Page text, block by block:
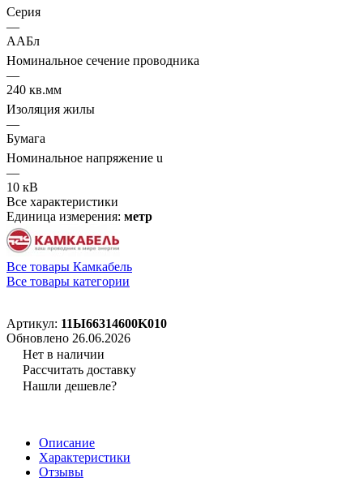
Серия
—
ААБл
Номинальное сечение проводника
—
240 кв.мм
Изоляция жилы
—
Бумага
Номинальное напряжение u
—
10 кВ
Все характеристики
Единица измерения: метр
Все товары Камкабель
Все товары категории
Артикул: 11Ы66314600K010
Обновлено 26.06.2026
Нет в наличии
Рассчитать доставку
Нашли дешевле?
Описание
Характеристики
Отзывы